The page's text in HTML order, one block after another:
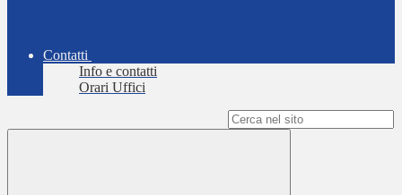
Contatti
Info e contatti
Orari Uffici